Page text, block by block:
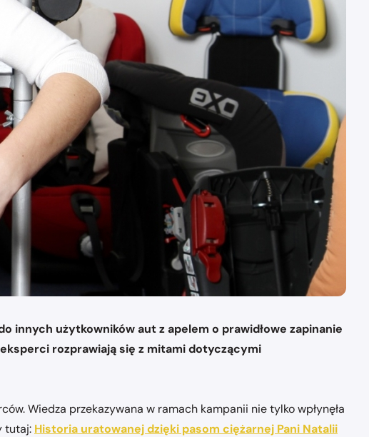
innych użytkowników aut z apelem o prawidłowe zapinanie
rozprawiają się z mitami dotyczącymi
Wiedza przekazywana w ramach kampanii nie tylko wpłynęła
tutaj: Historia uratowanej dzięki pasom ciężarnej Pani Natalii